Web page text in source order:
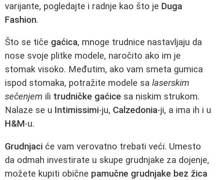
varijante, pogledajte i radnje kao što je Duga
Fashion.
Što se tiče gaćica, mnoge trudnice nastavljaju da
nose svoje plitke modele, naročito ako im je
stomak visoko. Međutim, ako vam smeta gumica
ispod stomaka, potražite modele sa laserskim
sečenjem ili trudničke gaćice sa niskim strukom.
Nalaze se u Intimissimi-ju, Calzedonia-ji, a ima ih i u
H&M-u.
Grudnjaci će vam verovatno trebati veći. Umesto
da odmah investirate u skupe grudnjake za dojenje,
možete kupiti obične pamučne grudnjake bez žica